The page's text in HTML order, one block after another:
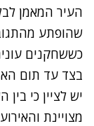
העיר המאמן
שהופתע
כששחקנים
בצד עד תום
יש לציין כי
מצויינת